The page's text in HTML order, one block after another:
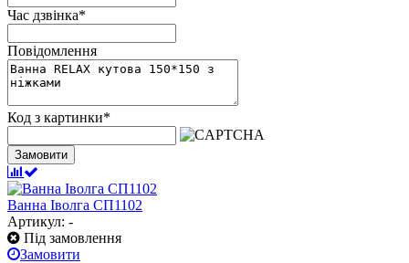
Час дзвінка*
Повідомлення
Код з картинки*
Замовити
Ванна Іволга СП1102
Артикул: -
Під замовлення
Замовити